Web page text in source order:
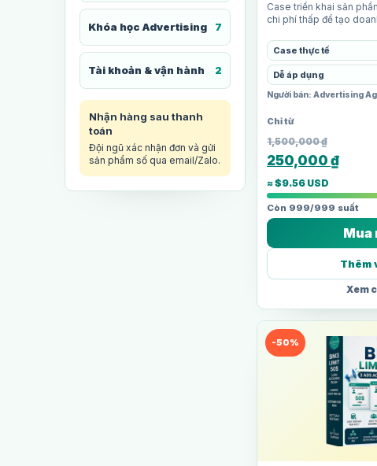
Khóa học Advertising 7
Tài khoản & vận hành 2
Nhận hàng sau thanh
toán
Đội ngũ xác nhận đơn và gửi
sản phẩm số qua email/Zalo.
Case triển khai sản
chi phí thấp để tạo
Case thực tế
Dễ áp dụng
Người bán: Advertising
1,500,000₫
250,000 ₫
≈ $9.56 USD
Còn 999/999 suất
Mua
Thêm
Xem
-50%